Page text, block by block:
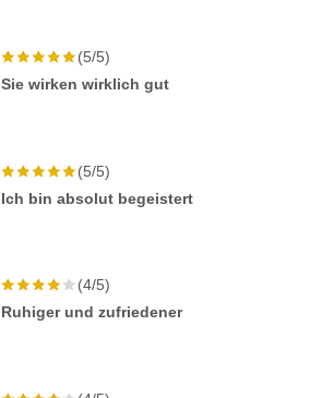
(5/5)
Sie wirken wirklich gut
(5/5)
Ich bin absolut begeistert
(4/5)
Ruhiger und zufriedener